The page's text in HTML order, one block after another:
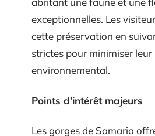
exceptionnelles. Les
cette préservation en
strictes pour minimiser
environnemental.
Points d’intérêt majeurs
Les gorges de Samaria